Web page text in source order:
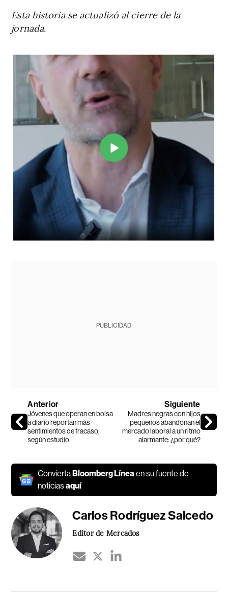
Esta historia se actualizó al cierre de la
jornada.
PUBLICIDAD
Anterior
Jóvenes que operan en bolsa
a diario reportan más
sentimientos de fracaso,
según estudio
Siguiente
Madres negras con hijos
pequeños abandonan el
mercado laboral a un ritmo
alarmante: ¿por qué?
ConviertaBloomberg Línea en su fuente de
noticiasaquí
Carlos Rodríguez Salcedo
Editor de Mercados